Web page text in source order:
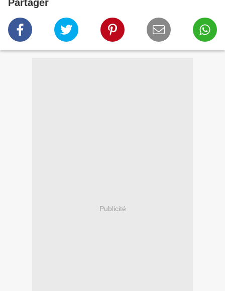
Partager
Publicité